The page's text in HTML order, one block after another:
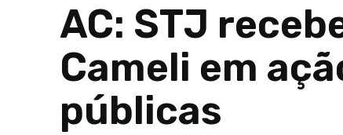
AC: STJ
Cameli em
públicas